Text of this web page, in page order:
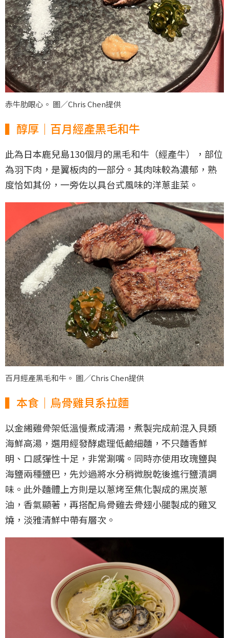
赤牛肋眼心。 圖／Chris Chen提供
▍醇厚｜百月經產黑毛和牛
此為日本鹿兒島130個月的黑毛和牛（經產牛），部位
為羽下肉，是翼板肉的一部分。其肉味較為濃郁，熟
度恰如其份，一旁佐以具台式風味的洋蔥韭菜。
百月經產黑毛和牛。 圖／Chris Chen提供
▍本食｜烏骨雞貝系拉麵
以金緗雞骨架低溫慢煮成清湯，煮製完成前混入貝類
海鮮高湯，選用經發酵處理低鹼細麵，不只麵香鮮
明、口感彈性十足，非常涮嘴。同時亦使用玫瑰鹽與
海鹽兩種鹽巴，先炒過將水分稍微脫乾後進行鹽漬調
味。此外麵體上方則是以蔥烤至焦化製成的黑炭蔥
油，香氣顯著，再搭配烏骨雞去骨翅小腿製成的雞叉
燒，淡雅清鮮中帶有層次。